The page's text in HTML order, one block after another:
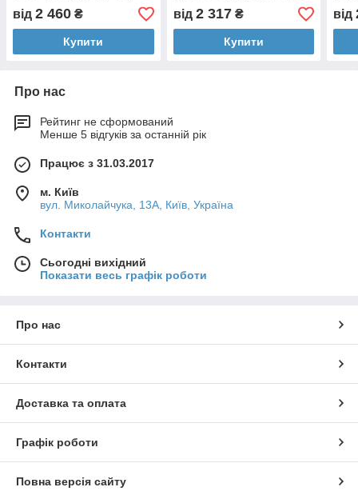
від 2 460 ₴
Купити
від 2 317₴
Купити
від
Про нас
Рейтинг не сформований
Менше 5 відгуків за останній рік
Працює з 31.03.2017
м. Київ
вул. Миколайчука, 13А, Київ, Україна
Контакти
Сьогодні вихідний
Показати весь графік роботи
Про нас
Контакти
Доставка та оплата
Графік роботи
Повна версія сайту